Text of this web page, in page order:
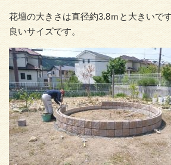
花壇の大きさは直径約3.8ｍと大きいで
良いサイズです。